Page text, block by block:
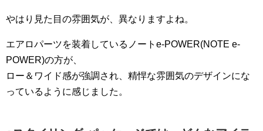
やはり見た目の雰囲気が、異なりますよね。
エアロパーツを装着しているノートe-POWER(NOTE e-
POWER)の方が、
ロー＆ワイド感が強調され、精悍な雰囲気のデザインにな
っているように感じました。